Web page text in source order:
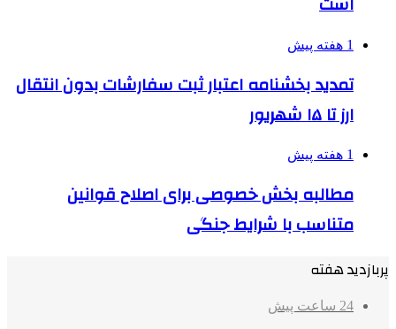
1 هفته پیش
تمدید بخشنامه اعتبار ثبت سفارشات بدون انتقال
ارز تا ۱۵ شهریور
1 هفته پیش
مطالبه بخش خصوصی برای اصلاح قوانین
متناسب با شرایط جنگی
پربازدید هفته
24 ساعت پیش